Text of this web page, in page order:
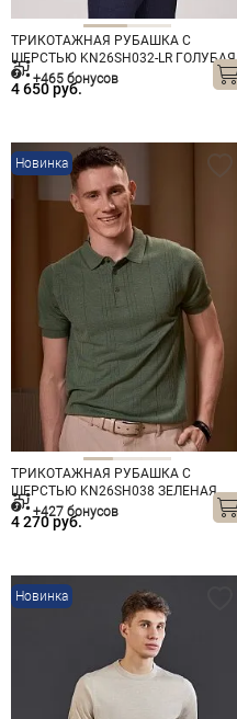
ТРИКОТАЖНАЯ РУБАШКА С
ШЕРСТЬЮ KN26SH032-LR ГОЛУБАЯ
4 650 руб.
+465 бонусов
Новинка
ТРИКОТАЖНАЯ РУБАШКА С
ШЕРСТЬЮ KN26SH038 ЗЕЛЕНАЯ
4 270 руб.
+427 бонусов
Новинка